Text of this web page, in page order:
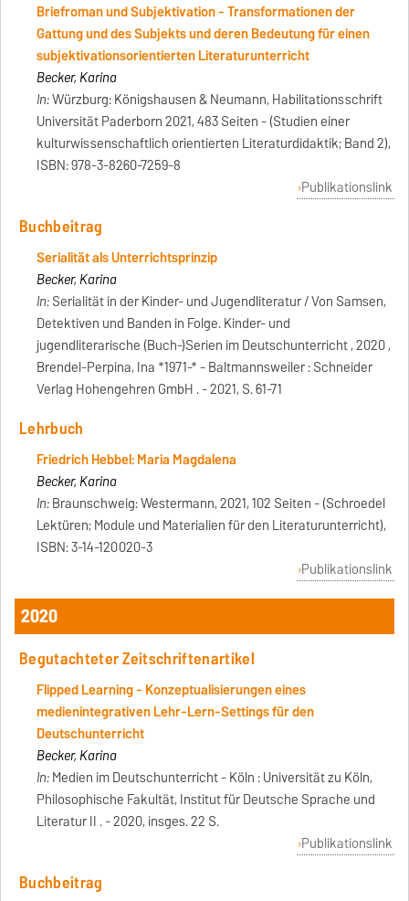
Briefroman und Subjektivation - Transformationen der
Gattung und des Subjekts und deren Bedeutung für einen
subjektivationsorientierten Literaturunterricht
Becker, Karina
In:Würzburg: Königshausen & Neumann, Habilitationsschrift
Universität Paderborn 2021, 483 Seiten - (Studien einer
kulturwissenschaftlich orientierten Literaturdidaktik; Band 2),
ISBN: 978-3-8260-7259-8
Publikationslink
Buchbeitrag
Serialität als Unterrichtsprinzip
Becker, Karina
In:Serialität in der Kinder- und Jugendliteratur / Von Samsen,
Detektiven und Banden in Folge. Kinder- und
jugendliterarische (Buch-)Serien im Deutschunterricht , 2020 ,
Brendel-Perpina, Ina *1971-* - Baltmannsweiler : Schneider
Verlag Hohengehren GmbH . - 2021, S. 61-71
Lehrbuch
Friedrich Hebbel: Maria Magdalena
Becker, Karina
In:Braunschweig: Westermann, 2021, 102 Seiten - (Schroedel
Lektüren; Module und Materialien für den Literaturunterricht),
ISBN: 3-14-120020-3
Publikationslink
2020
Begutachteter Zeitschriftenartikel
Flipped Learning - Konzeptualisierungen eines
medienintegrativen Lehr-Lern-Settings für den
Deutschunterricht
Becker, Karina
In:Medien im Deutschunterricht - Köln : Universität zu Köln,
Philosophische Fakultät, Institut für Deutsche Sprache und
Literatur II . - 2020, insges. 22 S.
Publikationslink
Buchbeitrag